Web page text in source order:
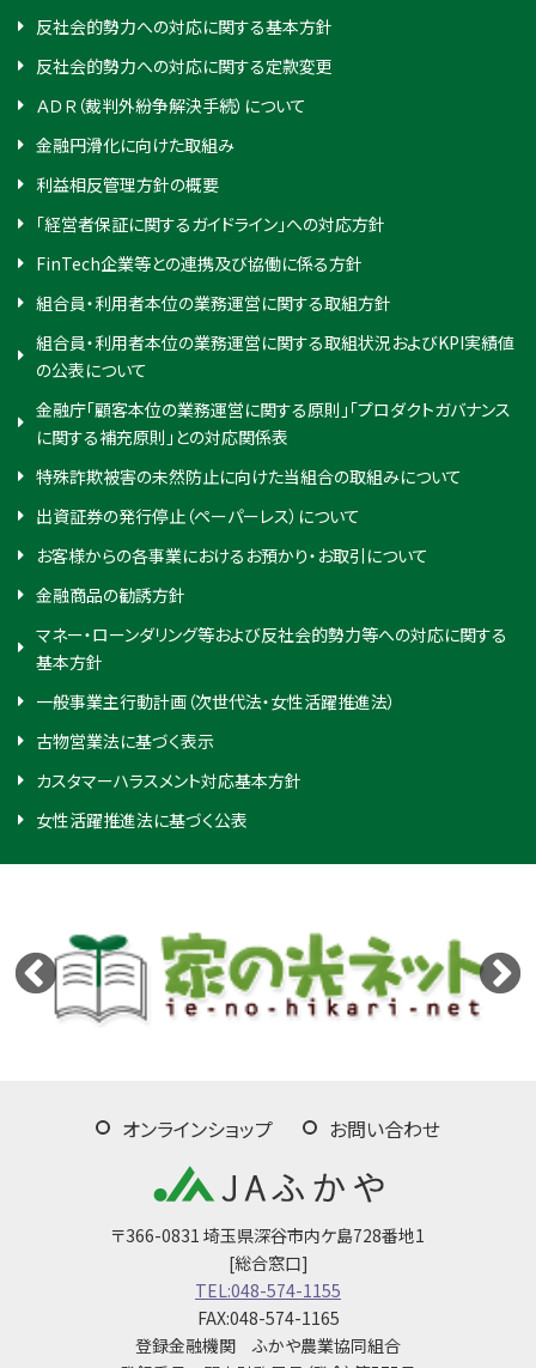
反社会的勢力への対応に関する基本方針
反社会的勢力への対応に関する定款変更
ＡＤＲ（裁判外紛争解決手続）について
金融円滑化に向けた取組み
利益相反管理方針の概要
「経営者保証に関するガイドライン」への対応方針
FinTech企業等との連携及び協働に係る方針
組合員・利用者本位の業務運営に関する取組方針
組合員・利用者本位の業務運営に関する取組状況およびKPI実績値
の公表について
金融庁「顧客本位の業務運営に関する原則」「プロダクトガバナンス
に関する補充原則」との対応関係表
特殊詐欺被害の未然防止に向けた当組合の取組みについて
出資証券の発行停止（ペーパーレス）について
お客様からの各事業におけるお預かり・お取引について
金融商品の勧誘方針
マネー・ローンダリング等および反社会的勢力等への対応に関する
基本方針
一般事業主行動計画（次世代法・女性活躍推進法）
古物営業法に基づく表示
カスタマーハラスメント対応基本方針
女性活躍推進法に基づく公表
〒366-0831 埼玉県深谷市内ケ島728番地1
[総合窓口]
TEL:048-574-1155
FAX:048-574-1165
登録金融機関 ふかや農業協同組合
オンラインショップ お問い合わせ